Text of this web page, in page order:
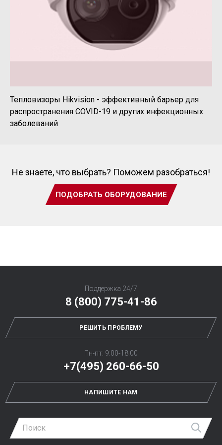
Тепловизоры Hikvision - эффективный барьер для
распространения COVID-19 и других инфекционных
заболеваний
Не знаете, что выбрать? Поможем разобраться!
ПОДОБРАТЬ ОБОРУДОВАНИЕ
Поддержка 24/7
8 (800) 775-41-86
РЕШИТЬ ПРОБЛЕМУ
Пн-пт: 9:00-18:00
+7(495) 260-66-50
НАПИШИТЕ НАМ